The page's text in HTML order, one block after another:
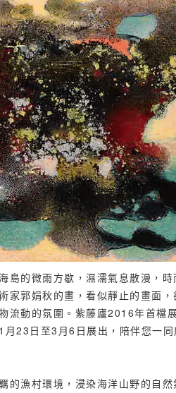
島的微雨方歇，濕濡氣息散漫，
家郭娟秋的畫，看似靜止的畫面
流動的氛圍。紫藤廬2016年首檔
23日至3月6日展出，陪伴您一同
的漁村環境，浸染海洋山野的自